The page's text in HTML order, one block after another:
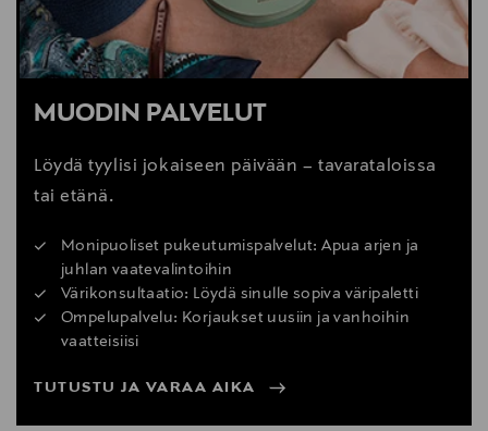
MUODIN PALVELUT
Löydä tyylisi jokaiseen päivään – tavarataloissa
tai etänä.
Monipuoliset pukeutumispalvelut: Apua arjen ja
juhlan vaatevalintoihin
Värikonsultaatio: Löydä sinulle sopiva väripaletti
Ompelupalvelu: Korjaukset uusiin ja vanhoihin
vaatteisiisi
TUTUSTU JA VARAA AIKA